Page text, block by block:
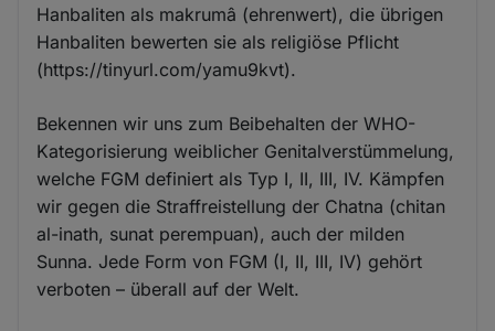
Hanbaliten als makrumâ (ehrenwert), die übrigen
Hanbaliten bewerten sie als religiöse Pflicht
(https://tinyurl.com/yamu9kvt).
Bekennen wir uns zum Beibehalten der WHO-
Kategorisierung weiblicher Genitalverstümmelung,
welche FGM definiert als Typ I, II, III, IV. Kämpfen
wir gegen die Straffreistellung der Chatna (chitan
al-inath, sunat perempuan), auch der milden
Sunna. Jede Form von FGM (I, II, III, IV) gehört
verboten – überall auf der Welt.